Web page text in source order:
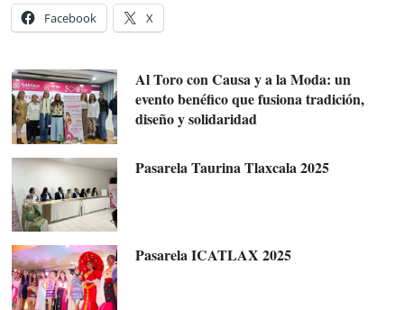
Facebook X
Al Toro con Causa y a la Moda: un
evento benéfico que fusiona tradición,
diseño y solidaridad
Pasarela Taurina Tlaxcala 2025
Pasarela ICATLAX 2025